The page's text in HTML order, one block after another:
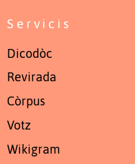
Servicis
Dicodòc
Revirada
Còrpus
Votz
Wikigram